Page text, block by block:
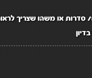
סדרות או משהו שצריך